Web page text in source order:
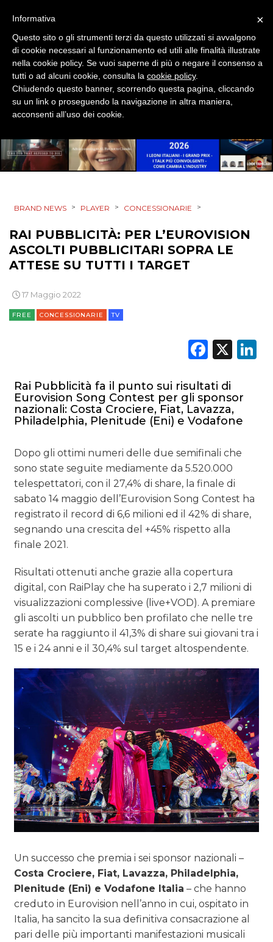
BRAND NEWS > PLAYER > CONCESSIONARIE >
RAI PUBBLICITÀ: PER L’EUROVISION
ASCOLTI PUBBLICITARI SOPRA LE
ATTESE SU TUTTI I TARGET
17 Maggio 2022
FREE CONCESSIONARIE TV
X
Rai Pubblicità fa il punto sui risultati di
Eurovision Song Contest per gli sponsor
nazionali: Costa Crociere, Fiat, Lavazza,
Philadelphia, Plenitude (Eni) e Vodafone
Dopo gli ottimi numeri delle due semifinali che
sono state seguite mediamente da 5.520.000
telespettatori, con il 27,4% di share, la finale di
sabato 14 maggio dell’Eurovision Song Contest ha
registrato il record di 6,6 milioni ed il 42% di share,
segnando una crescita del +45% rispetto alla
finale 2021.
Risultati ottenuti anche grazie alla copertura
digital, con RaiPlay che ha superato i 2,7 milioni di
visualizzazioni complessive (live+VOD). A premiare
gli ascolti un pubblico ben profilato che nelle tre
serate ha raggiunto il 41,3% di share sui giovani tra i
15 e i 24 anni e il 30,4% sul target altospendente.
Un successo che premia i sei sponsor nazionali –
Costa Crociere, Fiat, Lavazza, Philadelphia,
Plenitude (Eni) e Vodafone Italia – che hanno
creduto in Eurovision nell’anno in cui, ospitato in
Italia, ha sancito la sua definitiva consacrazione al
pari delle più importanti manifestazioni musicali
×
Informativa
Questo sito o gli strumenti terzi da questo utilizzati si avvalgono
di cookie necessari al funzionamento ed utili alle finalità illustrate
nella cookie policy. Se vuoi saperne di più o negare il consenso a
tutti o ad alcuni cookie, consulta la cookie policy.
Chiudendo questo banner, scorrendo questa pagina, cliccando
su un link o proseguendo la navigazione in altra maniera,
acconsenti all’uso dei cookie.